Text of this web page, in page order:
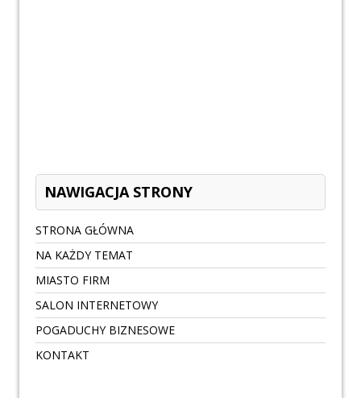
NAWIGACJA STRONY
STRONA GŁÓWNA
NA KAŻDY TEMAT
MIASTO FIRM
SALON INTERNETOWY
POGADUCHY BIZNESOWE
KONTAKT